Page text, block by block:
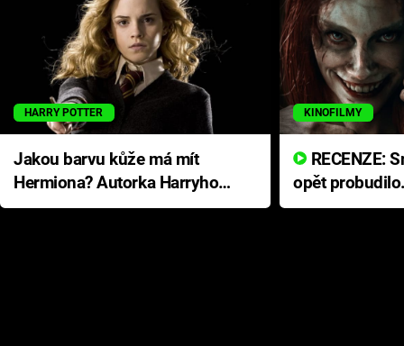
HARRY POTTER
Jakou barvu kůže má mít
Hermiona? Autorka Harryho
Pottera přišla s ráznou
KINOFILMY
opět
přichází s